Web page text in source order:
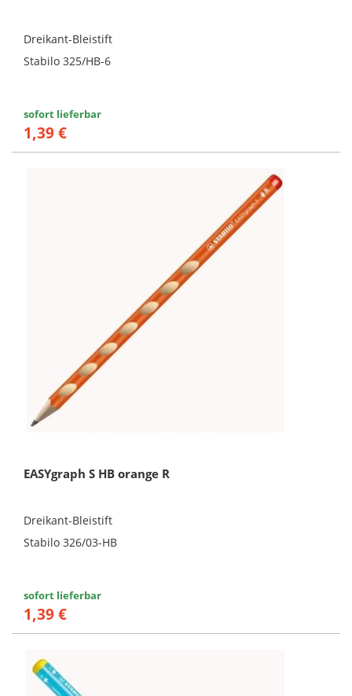
Dreikant-Bleistift
Stabilo 325/HB-6
sofort lieferbar
1,39 €
EASYgraph S HB orange R
Dreikant-Bleistift
Stabilo 326/03-HB
sofort lieferbar
1,39 €